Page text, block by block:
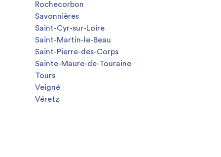
Rochecorbon
Savonnières
Saint-Cyr-sur-Loire
Saint-Martin-le-Beau
Saint-Pierre-des-Corps
Sainte-Maure-de-Touraine
Tours
Veigné
Véretz